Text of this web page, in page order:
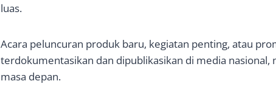
luas.
Acara peluncuran produk baru, kegiatan penting, atau
terdokumentasikan dan dipublikasikan di media
masa depan.